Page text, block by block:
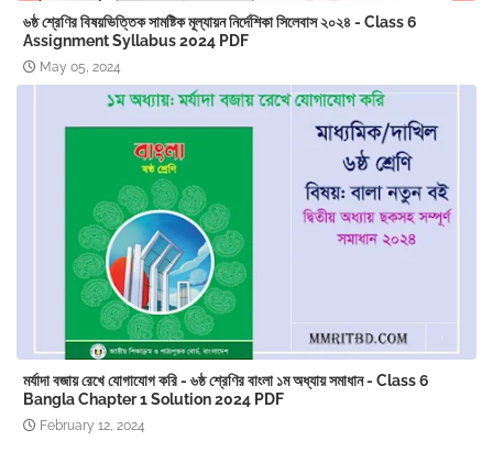
৬ষ্ঠ শ্রেণির বিষয়ভিত্তিক সামষ্টিক মূল্যায়ন নির্দেশিকা সিলেবাস ২০২৪ - Class 6
Assignment Syllabus 2024 PDF
May 05, 2024
মর্যাদা বজায় রেখে যোগাযোগ করি - ৬ষ্ঠ শ্রেণির বাংলা ১ম অধ্যায় সমাধান - Class 6
Bangla Chapter 1 ‍Solution 2024 PDF
February 12, 2024